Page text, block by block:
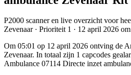
P2000 scanner en live overzicht voor
Zevenaar · Prioriteit 1 · 12 april 2026
Om 05:01 op 12 april 2026 ontving de
Zevenaar. In totaal zijn 1 capcodes
Ambulance 07114 Directe inzet